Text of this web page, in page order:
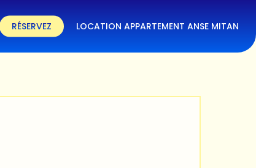
RÉSERVEZ LOCATION APPARTEMENT ANSE MITAN